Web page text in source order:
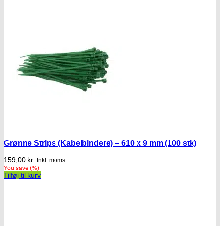
Grønne Strips (Kabelbindere) – 610 x 9 mm (100 stk)
159,00 kr. Inkl. moms
You save (%)
Tilføj til kurv